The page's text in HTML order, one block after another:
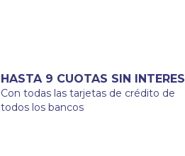
HASTA 9 CUOTAS SIN INTERES
Con todas las tarjetas de crédito de
todos los bancos